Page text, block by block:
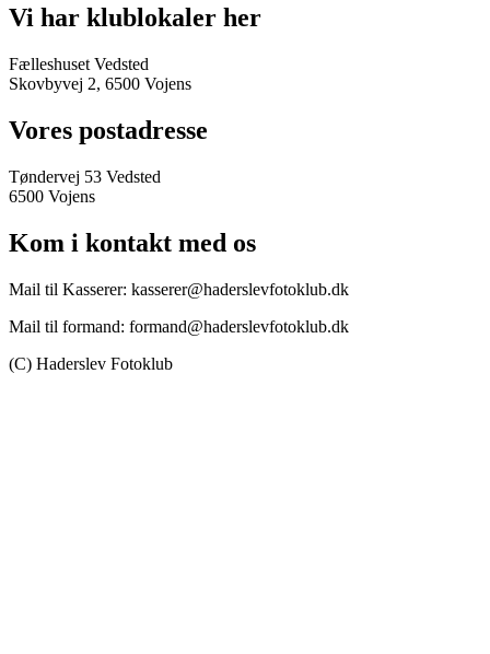
Vi har klublokaler her
Fælleshuset Vedsted
Skovbyvej 2, 6500 Vojens
Vores postadresse
Tøndervej 53 Vedsted
6500 Vojens
Kom i kontakt med os
Mail til Kasserer: kasserer@haderslevfotoklub.dk
Mail til formand: formand@haderslevfotoklub.dk
(C) Haderslev Fotoklub